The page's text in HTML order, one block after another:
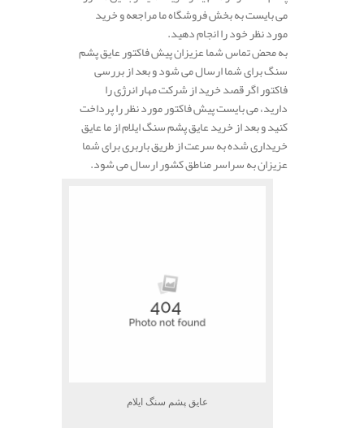
می بایست به بخش فروشگاه ما مراجعه و خرید
مورد نظر خود را انجام دهید.
به محض تماس شما عزیزان پیش فاکتور عایق پشم
سنگ برای شما ارسال می شود و بعد از بررسی
فاکتور اگر قصد خرید از شرکت مهار انرژی را
دارید، می بایست پیش فاکتور مورد نظر را پرداخت
کنید و بعد از خرید عایق پشم سنگ ایلام از ما عایق
خریداری شده به سرعت از طریق باربری برای شما
عزیزان به سراسر مناطق کشور ارسال می شود.
عایق پشم سنگ ایلام